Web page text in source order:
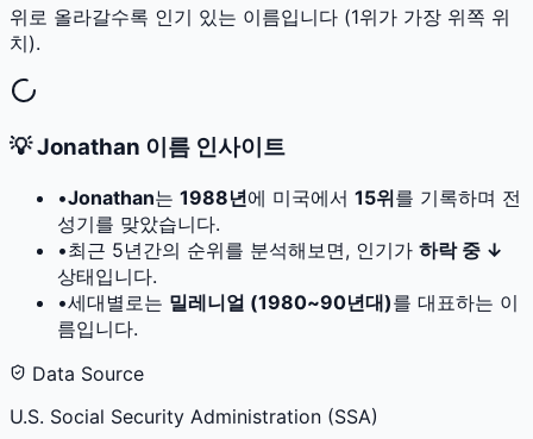
위로 올라갈수록 인기 있는 이름입니다 (1위가 가장 위쪽 위
치).
💡Jonathan 이름 인사이트
•Jonathan는 1988년에 미국에서 15위를 기록하며 전
성기를 맞았습니다.
•최근 5년간의 순위를 분석해보면, 인기가 하락 중 ↓
상태입니다.
•세대별로는 밀레니얼 (1980~90년대)를 대표하는 이
름입니다.
Data Source
U.S. Social Security Administration (SSA)